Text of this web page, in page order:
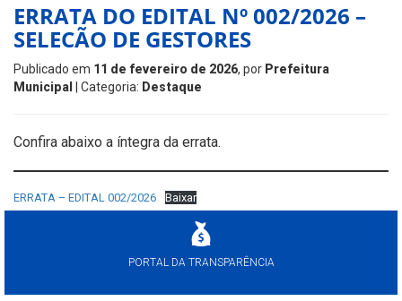
ERRATA DO EDITAL Nº 002/2026 –
SELECÃO DE GESTORES
Publicado em 11 de fevereiro de 2026, por Prefeitura
Municipal
| Categoria: Destaque
Confira abaixo a íntegra da errata.
ERRATA – EDITAL 002/2026 Baixar
PORTAL DA TRANSPARÊNCIA